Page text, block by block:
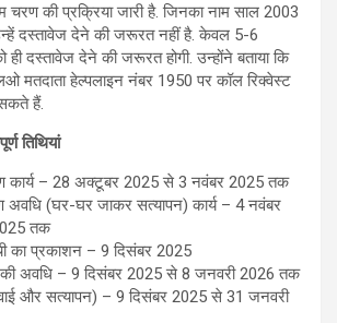
चरण की प्रक्रिया जारी है. जिनका नाम साल 2003
दस्तावेज देने की जरूरत नहीं है. केवल 5-6
ही दस्तावेज देने की जरूरत होगी. उन्होंने बताया कि
मतदाता हेल्पलाइन नंबर 1950 पर कॉल रिक्वेस्ट
हैं.
तिथियां
कार्य – 28 अक्टूबर 2025 से 3 नवंबर 2025 तक
(घर-घर जाकर सत्यापन) कार्य – 4 नवंबर
तक
का प्रकाशन – 9 दिसंबर 2025
अवधि – 9 दिसंबर 2025 से 8 जनवरी 2026 तक
और सत्यापन) – 9 दिसंबर 2025 से 31 जनवरी